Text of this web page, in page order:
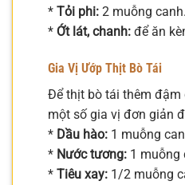
* Tỏi phi: 2 muỗng canh.
* Ớt lát, chanh: để ăn
Gia Vị Ướp Thịt Bò Tái
Để thịt bò tái thêm đậm
một số gia vị đơn giản
* Dầu hào: 1 muỗng
* Nước tương: 1 muỗng
* Tiêu xay: 1/2 muỗng